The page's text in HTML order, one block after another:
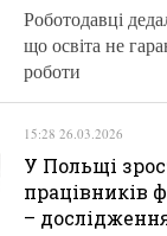
Роботодавці
що освіта не
роботи
15:28 26.03.2026
У Польщі
працівників
–